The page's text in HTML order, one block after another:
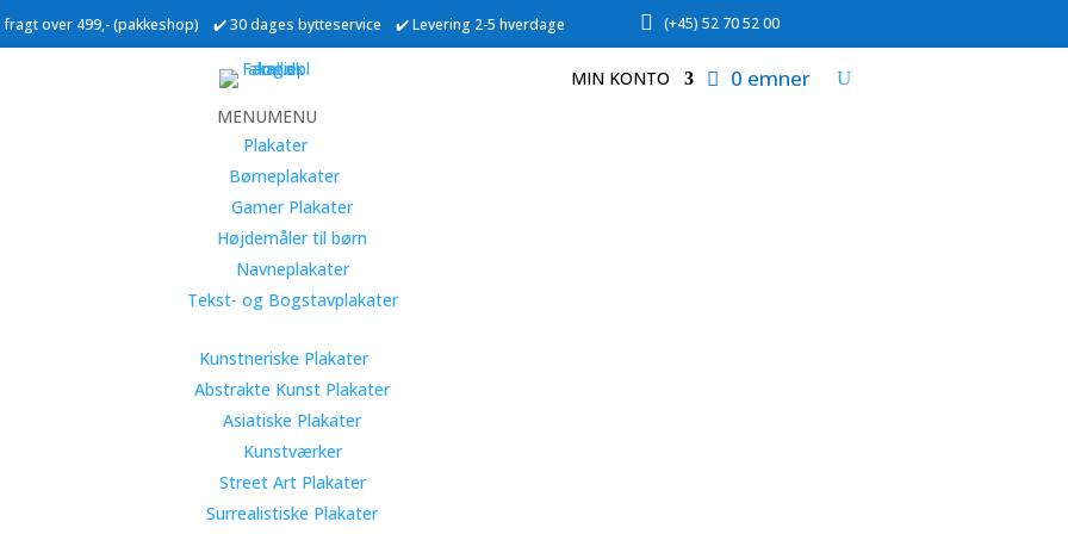
fragt over 499,- (pakkeshop) ✔️ 30 dages bytteservice ✔️ Levering 2-5 hverdage  (+45) 52 70 52 00
MIN KONTO 0 emner
MENUMENU
Plakater
Børneplakater
Gamer Plakater
Højdemåler til børn
Navneplakater
Tekst- og Bogstavplakater
Kunstneriske Plakater
Abstrakte Kunst Plakater
Asiatiske Plakater
Kunstværker
Street Art Plakater
Surrealistiske Plakater